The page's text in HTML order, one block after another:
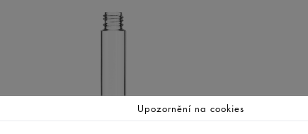
Upozornění na cookies